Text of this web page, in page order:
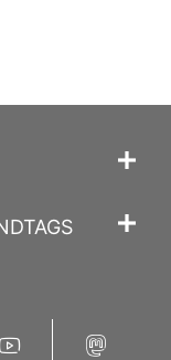
Mastodon